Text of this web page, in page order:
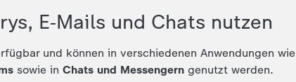
E‑Mails und Chats nutzen
und können in verschiedenen Anwendungen wie
sowie in Chats und Messengern genutzt werden.